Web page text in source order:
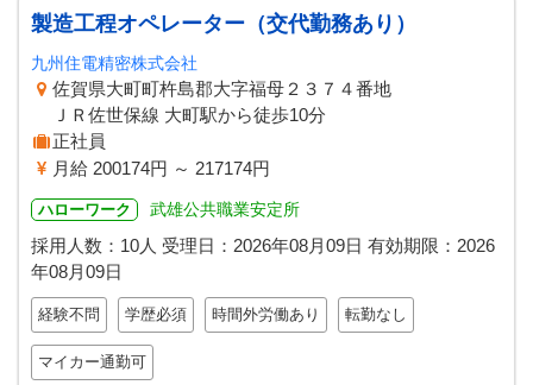
製造工程オペレーター（交代勤務あり）
九州住電精密株式会社
佐賀県大町町杵島郡大字福母２３７４番地
ＪＲ佐世保線 大町駅から徒歩10分
正社員
月給 200174円 ～ 217174円
ハローワーク 武雄公共職業安定所
採用人数：10人 受理日： 2026年08月09日 有効期限： 2026
年08月09日
経験不問 学歴必須 時間外労働あり 転勤なし
マイカー通勤可